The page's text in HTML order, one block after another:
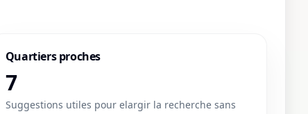
Quartiers proches
7
Suggestions utiles pour elargir la recherche sans